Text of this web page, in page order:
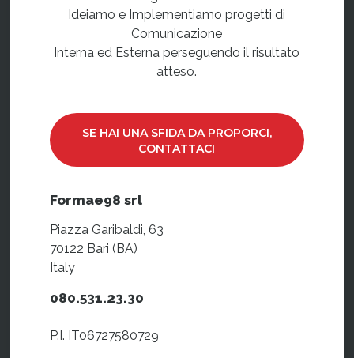
Ideiamo e Implementiamo progetti di
Comunicazione
Interna ed Esterna perseguendo il risultato
atteso.
SE HAI UNA SFIDA DA PROPORCI,
CONTATTACI
Formae98 srl
Piazza Garibaldi, 63
70122 Bari (BA)
Italy
080.531.23.30
P.I. IT06727580729